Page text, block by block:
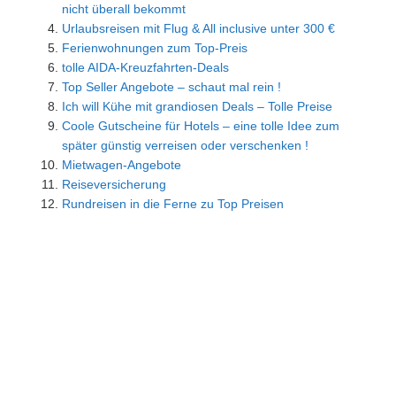
nicht überall bekommt
Urlaubsreisen mit Flug & All inclusive unter 300 €
Ferienwohnungen zum Top-Preis
tolle AIDA-Kreuzfahrten-Deals
Top Seller Angebote – schaut mal rein !
Ich will Kühe mit grandiosen Deals – Tolle Preise
Coole Gutscheine für Hotels – eine tolle Idee zum
später günstig verreisen oder verschenken !
Mietwagen-Angebote
Reiseversicherung
Rundreisen in die Ferne zu Top Preisen